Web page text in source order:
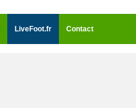
LiveFoot.fr Contact